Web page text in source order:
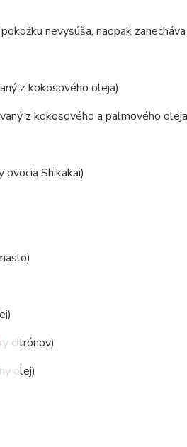
nevysúša, naopak
z kokosového oleja)
z kokosového a palmového
Shikakai)
citrónov)
olej)